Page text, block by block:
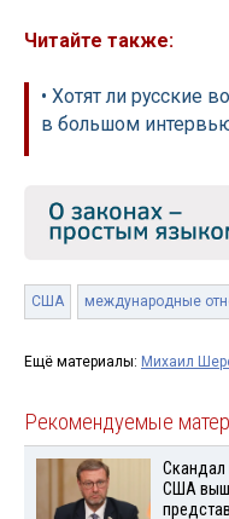
Читайте также:
• Хотят ли русские
в большом
США международные
Ещё материалы: Михаил
Рекомендуемые
США